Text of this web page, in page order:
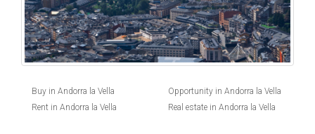
Buy in Andorra la Vella
Rent in Andorra la Vella
Opportunity in Andorra la Vella
Real estate in Andorra la Vella